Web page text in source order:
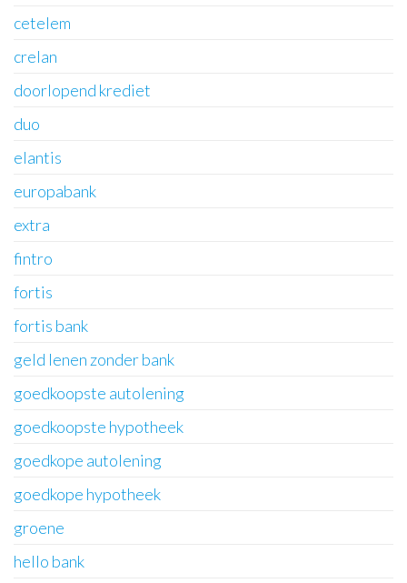
cetelem
crelan
doorlopend krediet
duo
elantis
europabank
extra
fintro
fortis
fortis bank
geld lenen zonder bank
goedkoopste autolening
goedkoopste hypotheek
goedkope autolening
goedkope hypotheek
groene
hello bank